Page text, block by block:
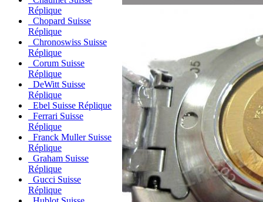
Réplique
Chopard Suisse
Réplique
Chronoswiss Suisse
Réplique
Corum Suisse
Réplique
DeWitt Suisse
Réplique
Ebel Suisse Réplique
Ferrari Suisse
Réplique
Franck Muller Suisse
Réplique
Graham Suisse
Réplique
Gucci Suisse
Réplique